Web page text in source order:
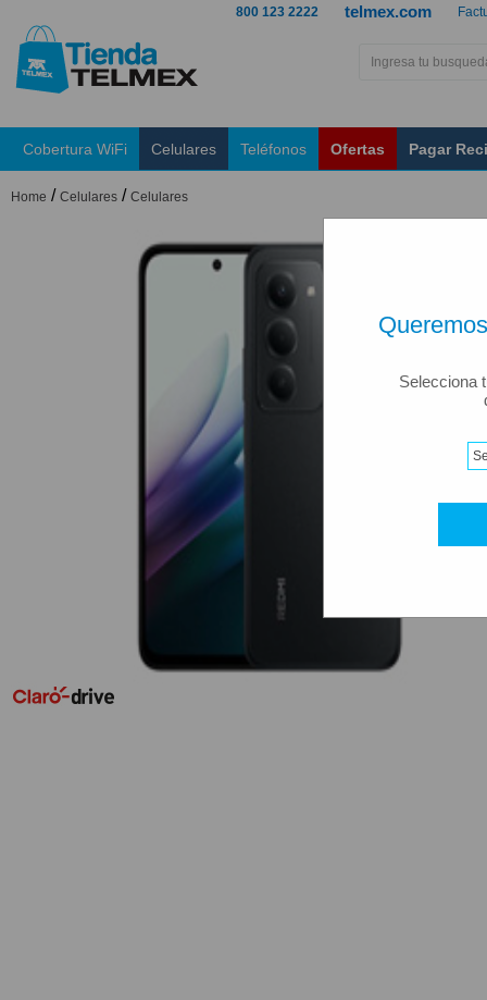
Selecciona
telmex.com
800 123 2222
Cobertura WiFi Celulares Teléfonos Ofertas Pagar
Home / Celulares / Celulares